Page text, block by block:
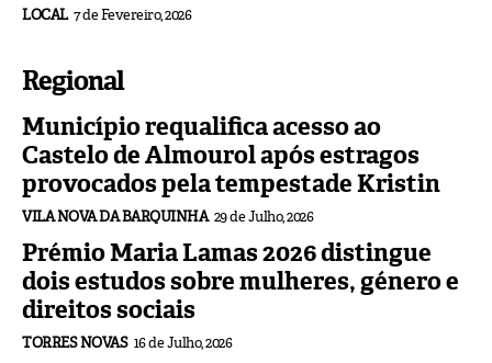
LOCAL 7 de Fevereiro, 2026
Regional
Município requalifica acesso ao
Castelo de Almourol após estragos
provocados pela tempestade Kristin
VILA NOVA DA BARQUINHA 29 de Julho, 2026
Prémio Maria Lamas 2026 distingue
dois estudos sobre mulheres, género e
direitos sociais
TORRES NOVAS 16 de Julho, 2026